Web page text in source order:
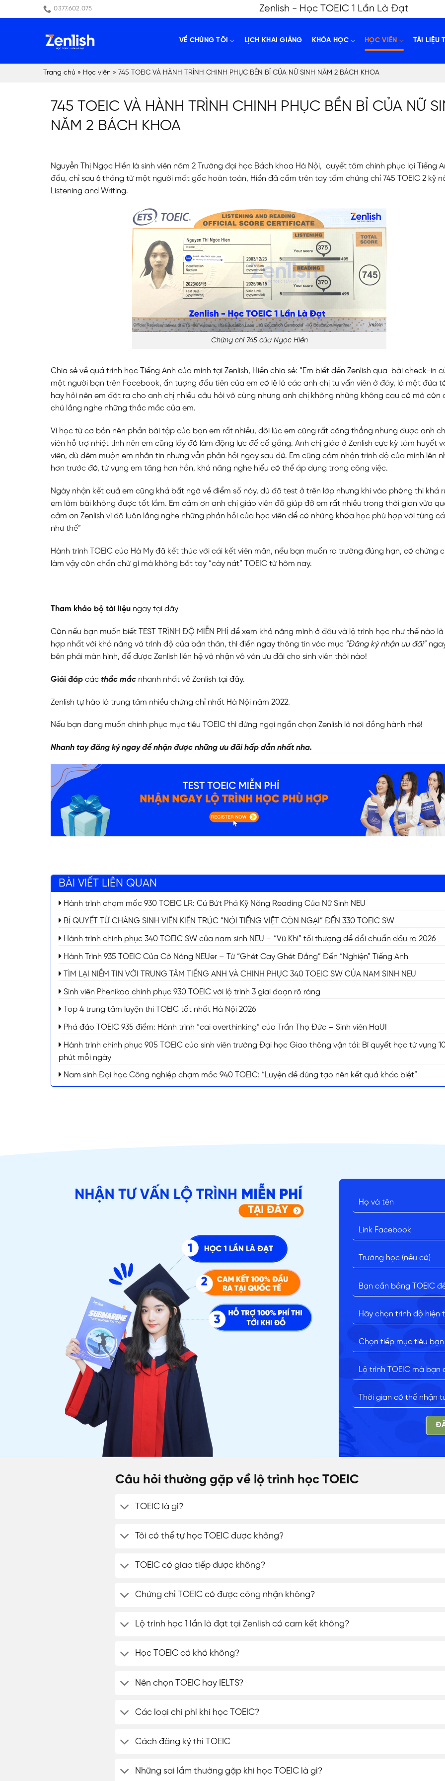
to
0377.602.075 Zenlish - Học TOEIC 1 Lần Là Đạt
VỀ CHÚNG TÔI LỊCH KHAI GIẢNG KHÓA HỌC HỌC VIÊN TÀI LIỆU
Trang chủ » Học viên » 745 TOEIC VÀ HÀNH TRÌNH CHINH PHỤC BỀN BỈ CỦA NỮ SINH NĂM 2 BÁCH KHOA
745 TOEIC VÀ HÀNH TRÌNH CHINH PHỤC BỀN BỈ CỦA NỮ
NĂM 2 BÁCH KHOA
Nguyễn Thị Ngọc Hiền là sinh viên năm 2 Trường đại học Bách khoa Hà Nội, quyết tâm chinh phục lại Tiếng
đầu, chỉ sau 6 tháng từ một người mất gốc hoàn toàn, Hiền đã cầm trên tay tấm chứng chỉ 745 TOEIC 2 kỹ
Listening and Writing.
Chứng chỉ 745 của Ngọc Hiền
Chia sẻ về quá trình học Tiếng Anh của mình tại Zenlish, Hiền chia sẻ: “Em biết đến Zenlish qua bài check-in
một người bạn trên Facebook, ấn tượng đầu tiên của em có lẽ là các anh chị tư vấn viên ở đây, là một đứa
hay hỏi nên em đặt ra cho anh chị nhiều câu hỏi vô cùng nhưng anh chị không những không cau có mà còn
chú lắng nghe những thắc mắc của em.
Vì học từ cơ bản nên phần bài tập của bọn em rất nhiều, đôi lúc em cũng rất căng thẳng nhưng được anh
viên hỗ trợ nhiệt tình nên em cũng lấy đó làm động lực để cố gắng. Anh chị giáo ở Zenlish cực kỳ tâm huyết
viên, dù đêm muộn em nhắn tin nhưng vẫn phản hồi ngay sau đó. Em cũng cảm nhận trình độ của mình lên
hơn trước đó, từ vựng em tăng hơn hẳn, khả năng nghe hiểu có thể áp dụng trong công việc.
Ngày nhận kết quả em cũng khá bất ngờ về điểm số này, dù đã test ở trên lớp nhưng khi vào phòng thi khá
em làm bài không được tốt lắm. Em cảm ơn anh chị giáo viên đã giúp đỡ em rất nhiều trong thời gian vừa
cảm ơn Zenlish vì đã luôn lắng nghe những phản hồi của học viên để có những khóa học phù hợp với từng
như thế”
Hành trình TOEIC của Hà My đã kết thúc với cái kết viên mãn, nếu bạn muốn ra trường đúng hạn, có chứng
làm vậy còn chần chừ gì mà không bắt tay “cày nát” TOEIC từ hôm nay.
Tham khảo bộ tài liệu ngay tại đây
Còn nếu bạn muốn biết TEST TRÌNH ĐỘ MIỄN PHÍ để xem khả năng mình ở đâu và lộ trình học như thế nào
hợp nhất với khả năng và trình độ của bản thân, thì điền ngay thông tin vào mục “Đăng ký nhận ưu đãi”
bên phải màn hình, để được Zenlish liên hệ và nhận vô vàn ưu đãi cho sinh viên thôi nào!
Giải đáp các thắc mắc nhanh nhất về Zenlish tại đây.
Zenlish tự hào là trung tâm nhiều chứng chỉ nhất Hà Nội năm 2022.
Nếu bạn đang muốn chinh phục mục tiêu TOEIC thì đừng ngại ngần chọn Zenlish là nơi đồng hành nhé!
Nhanh tay đăng ký ngay để nhận được những ưu đãi hấp dẫn nhất nha.
BÀI VIẾT LIÊN QUAN
Hành trình chạm mốc 930 TOEIC LR: Cú Bứt Phá Kỹ Năng Reading Của Nữ Sinh NEU
BÍ QUYẾT TỪ CHÀNG SINH VIÊN KIẾN TRÚC “NÓI TIẾNG VIỆT CÒN NGẠI” ĐẾN 330 TOEIC SW
Hành trình chinh phục 340 TOEIC SW của nam sinh NEU – “Vũ Khí” tối thượng để đổi chuẩn đầu ra 2026
Hành Trình 935 TOEIC Của Cô Nàng NEUer – Từ “Ghét Cay Ghét Đắng” Đến “Nghiện” Tiếng Anh
TÌM LẠI NIỀM TIN VỚI TRUNG TÂM TIẾNG ANH VÀ CHINH PHỤC 340 TOEIC SW CỦA NAM SINH NEU
Sinh viên Phenikaa chinh phục 930 TOEIC với lộ trình 3 giai đoạn rõ ràng
Top 4 trung tâm luyện thi TOEIC tốt nhất Hà Nội 2026
Phá đảo TOEIC 935 điểm: Hành trình “cai overthinking” của Trần Thọ Đức – Sinh viên HaUI
Hành trình chinh phục 905 TOEIC của sinh viên trường Đại học Giao thông vận tải: Bí quyết học từ vựng
phút mỗi ngày
Nam sinh Đại học Công nghiệp chạm mốc 940 TOEIC: “Luyện đề đúng tạo nên kết quả khác biệt”
Câu hỏi thường gặp về lộ trình học TOEIC
TOEIC là gì?
Tôi có thể tự học TOEIC được không?
TOEIC có giao tiếp được không?
Chứng chỉ TOEIC có được công nhận không?
Lộ trình học 1 lần là đạt tại Zenlish có cam kết không?
Học TOEIC có khó không?
Nên chọn TOEIC hay IELTS?
Các loại chi phí khi học TOEIC?
Cách đăng ký thi TOEIC
Những sai lầm thường gặp khi học TOEIC là gì?
ĐĂNG KÝ TƯ VẤN